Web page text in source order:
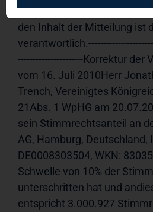
DGAP - ein Unternehmen
den Inhalt der Mitteilung ist
----------------------Korrektur
vom 16. Juli 2010Herr
Trench, Vereinigtes
21Abs. 1 WpHG am
sein Stimmrechtsanteil an
AG, Hamburg, Deutschland,
DE0008303504, WKN:
Schwelle von 10% der
unterschritten hat und
entspricht 3.000.927